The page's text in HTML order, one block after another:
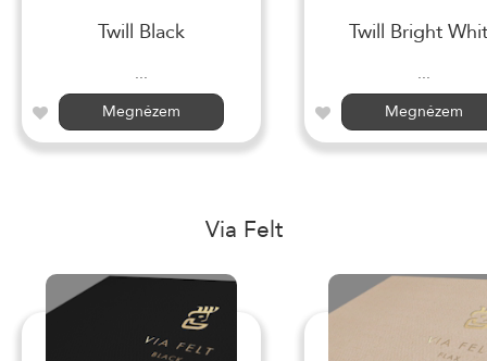
Twill Black
...
Megnézem
Twill Bright
...
Megnézem
Via Felt